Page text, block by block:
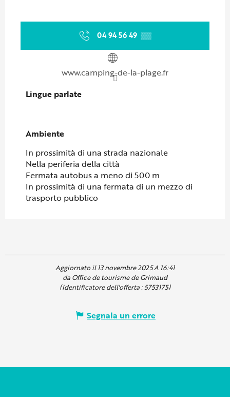
04 94 56 49 ▒▒
www.camping-de-la-plage.fr
Lingue parlate
Lingue parlate
Ambiente
Ambiente
In prossimità di una strada nazionale
Nella periferia della città
Fermata autobus a meno di 500 m
In prossimità di una fermata di un mezzo di
trasporto pubblico
Aggiornato il 13 novembre 2025 A 16:41
da Office de tourisme de Grimaud
(Identificatore dell'offerta :5753175)
Segnala un errore